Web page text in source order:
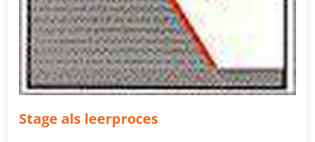
Stage als leerproces